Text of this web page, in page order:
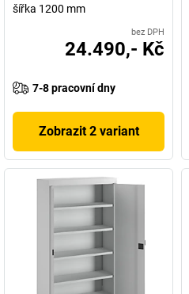
šířka 1200 mm
bez DPH
24.490,- Kč
7-8 pracovní dny
Zobrazit 2 variant